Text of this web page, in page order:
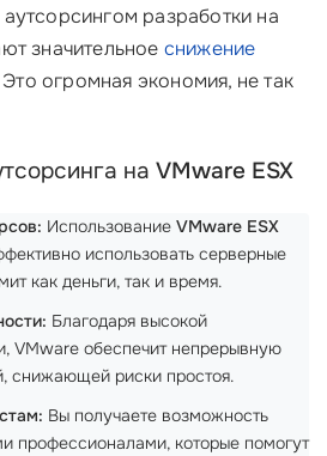
разработки на
значительное снижение
огромная экономия, не так
на VMware ESX
Использование VMware ESX
использовать серверные
как деньги, так и время.
Благодаря высокой
VMware обеспечит непрерывную
снижающей риски простоя.
Вы получаете возможность
профессионалами, которые помогут